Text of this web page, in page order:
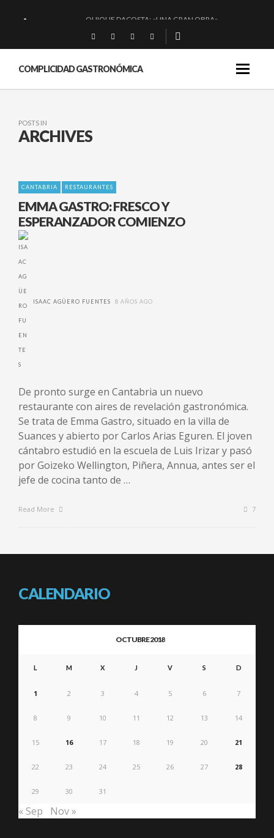
QUIQUE DACOSTA: «UNA GRAN OBRA»
EL BARUCO DE ANERO: MUCHO MÁS QUE UN BAR.
MONTIA: ESENCIAL Y BRILLANTE.
COMPLICIDAD GASTRONÓMICA
POSTS IN
ARCHIVES
CANTABRIA RESTAURANTES
EMMA GASTRO: FRESCO Y
ESPERANZADOR COMIENZO
ISAAC AGÜERO FUENTES 8 AÑOS AGO
De pronto surge en Cantabria un nuevo
restaurante con aires de revelación gastronómica.
Se trata de Emma Gastro, situado en la villa de
Suances y abierto por Carlos Arias Eguren. El joven
cántabro estudió en la escuela de Luis Irizar y pasó
por Goizeko Wellington, Piñera, Annua, antes ser el
jefe de cocina tanto de …
Read More 7
CALENDARIO
OCTUBRE 2018
L M X J V S D
1 2 3 4 5 6 7
8 9 10 11 12 13 14
15 16 17 18 19 20 21
22 23 24 25 26 27 28
29 30 31
« Sep Nov »